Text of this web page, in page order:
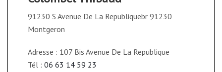
91230 S Avenue De La Republiquebr 91230
Montgeron
Adresse : 107 Bis Avenue De La Republique
Tél : 06 63 14 59 23